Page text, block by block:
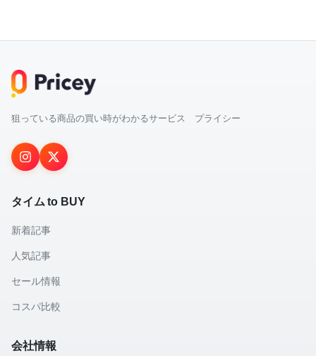
狙っている商品の買い時がわかるサービス プライシー
タイム to BUY
新着記事
人気記事
セール情報
コスパ比較
会社情報